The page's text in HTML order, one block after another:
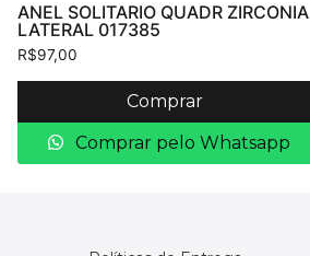
ANEL SOLITARIO QUADR ZIRCONIA
LATERAL 017385
R$97,00
Comprar
Comprar pelo Whatsapp